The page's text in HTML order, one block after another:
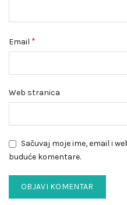
Email *
Web stranica
Sačuvaj moje ime, email i
buduće komentare.